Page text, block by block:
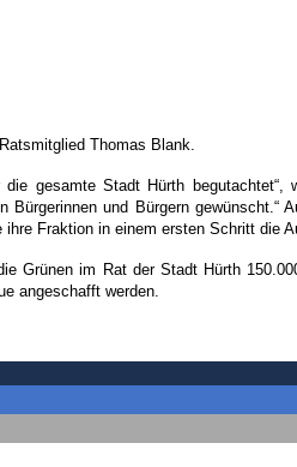
Thomas Blank.
gesamte Stadt Hürth
und Bürgern
Fraktion in einem ersten Schritt die
Grünen im Rat der Stadt Hürth
angeschafft werden.